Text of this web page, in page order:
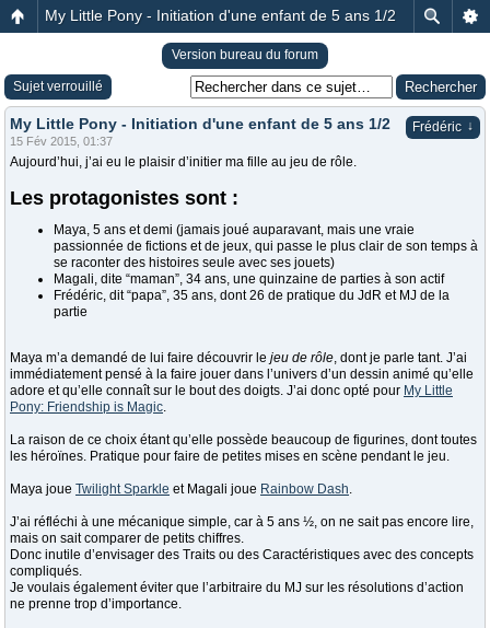
My Little Pony - Initiation d'une enfant de 5 ans 1/2
Version bureau du forum
Sujet verrouillé
Frédéric ↓
My Little Pony - Initiation d'une enfant de 5 ans 1/2
15 Fév 2015, 01:37
Aujourd’hui, j’ai eu le plaisir d’initier ma fille au jeu de rôle.
Les protagonistes sont :
Maya, 5 ans et demi (jamais joué auparavant, mais une vraie
passionnée de fictions et de jeux, qui passe le plus clair de son temps à
se raconter des histoires seule avec ses jouets)
Magali, dite “maman”, 34 ans, une quinzaine de parties à son actif
Frédéric, dit “papa”, 35 ans, dont 26 de pratique du JdR et MJ de la
partie
Maya m’a demandé de lui faire découvrir le jeu de rôle, dont je parle tant. J’ai
immédiatement pensé à la faire jouer dans l’univers d’un dessin animé qu’elle
adore et qu’elle connaît sur le bout des doigts. J’ai donc opté pour My Little
Pony: Friendship is Magic.
La raison de ce choix étant qu’elle possède beaucoup de figurines, dont toutes
les héroïnes. Pratique pour faire de petites mises en scène pendant le jeu.
Maya joue Twilight Sparkle et Magali joue Rainbow Dash.
J’ai réfléchi à une mécanique simple, car à 5 ans ½, on ne sait pas encore lire,
mais on sait comparer de petits chiffres.
Donc inutile d’envisager des Traits ou des Caractéristiques avec des concepts
compliqués.
Je voulais également éviter que l’arbitraire du MJ sur les résolutions d’action
ne prenne trop d’importance.